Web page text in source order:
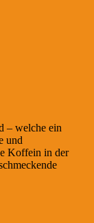
– welche ein
und
Koffein in der